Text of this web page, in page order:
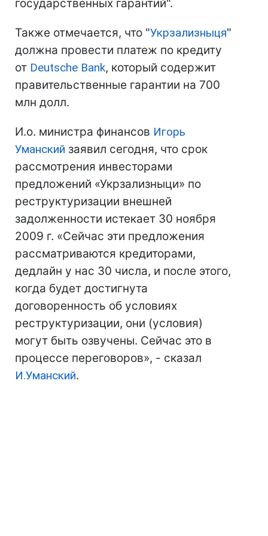
государственных гарантий".
Также отмечается, что "Укрзализныця"
должна провести платеж по кредиту
от Deutsche Bank, который содержит
правительственные гарантии на 700
млн долл.
И.о. министра финансов Игорь
Уманский заявил сегодня, что срок
рассмотрения инвесторами
предложений «Укрзализныци» по
реструктуризации внешней
задолженности истекает 30 ноября
2009 г. «Сейчас эти предложения
рассматриваются кредиторами,
дедлайн у нас 30 числа, и после этого,
когда будет достигнута
договоренность об условиях
реструктуризации, они (условия)
могут быть озвучены. Сейчас это в
процессе переговоров», - сказал
И.Уманский.